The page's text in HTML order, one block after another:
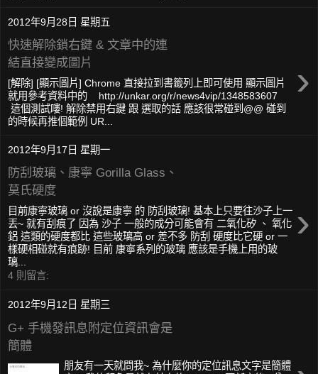
2012年9月28日 星期五
快速解除鎖右鍵 & 文章中的連
結直接變成圖片
›
[解除] [顯示圖片] Chrome 直接拉到書籤列上即可使用 顯示圖片
就用參考資料中的 http://unkar.org/r/news4vip/1348583607
這個測試嘍! 解除禁用右鍵 跟 選取的話 應該很常碰到@@ 碰到
的時候再推個範例 UR...
2012年9月17日 星期一
防刮玻璃、康寧 Gorilla Glass、
莫氏硬度
›
目前康寧玻璃 or 沒說是康寧 的 防刮玻璃! 基本上只要往沙子上一
丟~ 就有刮痕了 因為 沙子 一般的成分可能會有 二氧化矽 、 氧化
鋁 這類的硬度都比 這些玻璃高 or 差不多 防刮 硬度比它硬 or 一
樣硬相碰就有痕跡! 目前 康寧系列的玻璃 應該是手機上用的玻
璃...
4 則留言:
2012年9月12日 星期三
G+ 手機發訊息附定位資訊會是
簡體
朋友有一天就問我~ 為什麼你的定位訊息文字是簡體